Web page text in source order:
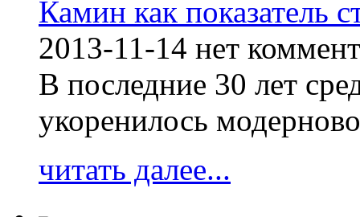
Камин как показатель
2013-11-14 нет
В последние 30 лет
укоренилось
читать далее...